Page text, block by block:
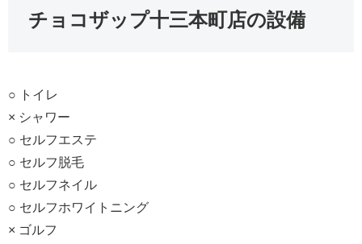
チョコザップ十三本町店の設備
○ トイレ
× シャワー
○ セルフエステ
○ セルフ脱毛
○ セルフネイル
○ セルフホワイトニング
× ゴルフ